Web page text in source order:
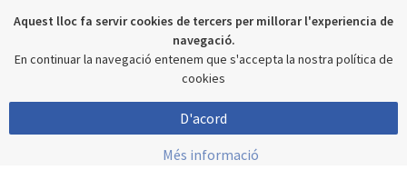
Aquest lloc fa servir cookies de tercers per millorar l'experiencia de
navegació.
En continuar la navegació entenem que s'accepta la nostra política de
cookies
D'acord
Més informació